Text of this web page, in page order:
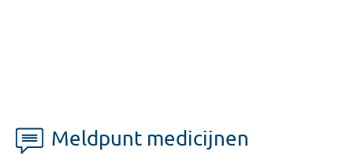
Meldpunt medicijnen